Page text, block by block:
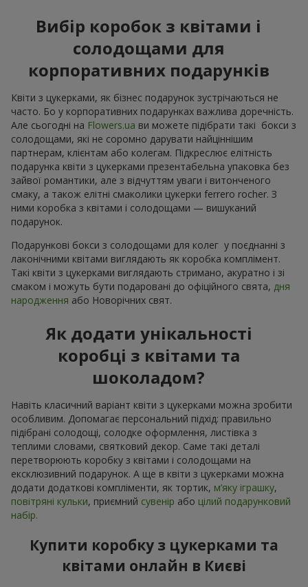
Вибір коробок з квітами і
солодощами для
корпоративних подарунків
Квіти з цукерками, як бізнес подарунок зустрічаються не
часто. Бо у корпоративних подарунках важлива доречність.
Але сьогодні на Flowers.ua ви можете підібрати такі бокси з
солодощами, які не соромно дарувати найціннішим
партнерам, клієнтам або колегам. Підкреслює елітність
подарунка квіти з цукерками презентабельна упаковка без
зайвої романтики, але з відчуттям уваги і витонченого
смаку, а також елітні смаколики цукерки ferrero rocher. З
ними коробка з квітами і солодощами — вишуканий
подарунок.
Подарункові бокси з солодощами для колег у поєднанні з
лаконічними квітами виглядають як коробка комплімент.
Такі квіти з цукерками виглядають стримано, акуратно і зі
смаком і можуть бути подаровані до офіційного свята, дня
народження або Новорічних свят.
Як додати унікальності
коробці з квітами та
шоколадом?
Навіть класичний варіант квіти з цукерками можна зробити
особливим. Допомагає персональний підхід: правильно
підібрані солодощі, солодке оформлення, листівка з
теплими словами, святковий декор. Саме такі деталі
перетворюють коробку з квітами і солодощами на
ексклюзивний подарунок. А ще в квіти з цукерками можна
додати додаткові компліменти, як тортик, м’яку іграшку,
повітряні кульки, приємний сувенір або цілий подарунковий
набір.
Купити коробку з цукерками та
квітами онлайн в Києві